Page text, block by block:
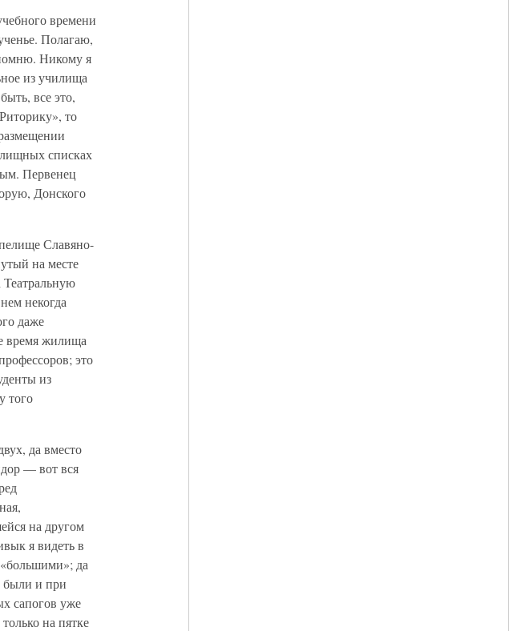
времени
Полагаю,
Никому я
из училища
все это,
то
списках
Первенец
Донского
Славяно-
на месте
Театральную
некогда
даже
время жилища
это
из
того
да вместо
— вот вся
на другом
я видеть в
да
были и при
сапогов уже
на пятке